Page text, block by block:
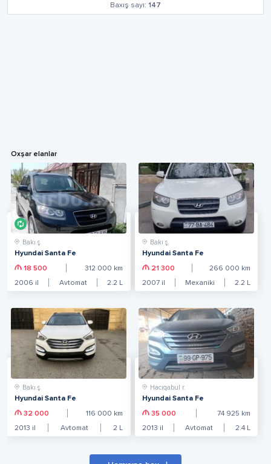
Baxış sayı: 147
Oxşar elanlar
Bakı ş.
Hyundai Santa Fe
18 500 312 000 km
2006 il Avtomat 2.2 L
Bakı ş.
Hyundai Santa Fe
21 300 266 000 km
2007il Mexaniki 2.2 L
Bakı ş.
Hyundai Santa Fe
32 000 116 000 km
2013 il Avtomat 2 L
Hacıqabul r.
Hyundai Santa Fe
35 000 74 925 km
2013 il Avtomat 2.4L